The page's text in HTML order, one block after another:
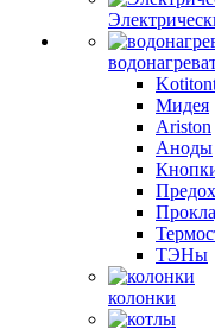
Мидея
Ariston
Аноды
ТЭНы
колонки